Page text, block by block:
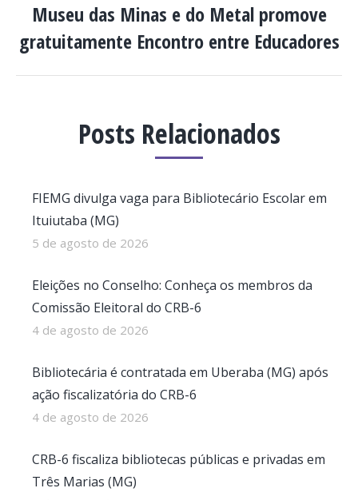
Próximo
post:
Museu das Minas e do Metal promove
gratuitamente Encontro entre Educadores
Posts Relacionados
FIEMG divulga vaga para Bibliotecário Escolar em
Ituiutaba (MG)
5 de agosto de 2026
Eleições no Conselho: Conheça os membros da
Comissão Eleitoral do CRB-6
4 de agosto de 2026
Bibliotecária é contratada em Uberaba (MG) após
ação fiscalizatória do CRB-6
4 de agosto de 2026
CRB-6 fiscaliza bibliotecas públicas e privadas em
Três Marias (MG)